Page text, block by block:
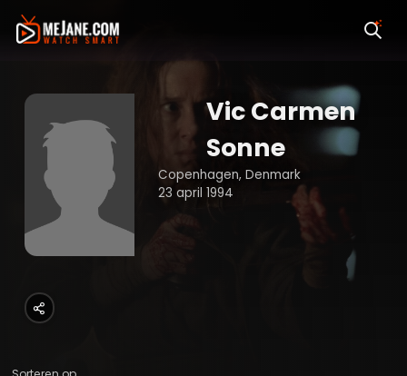
Vic Carmen
Sonne
Copenhagen, Denmark
23 april 1994